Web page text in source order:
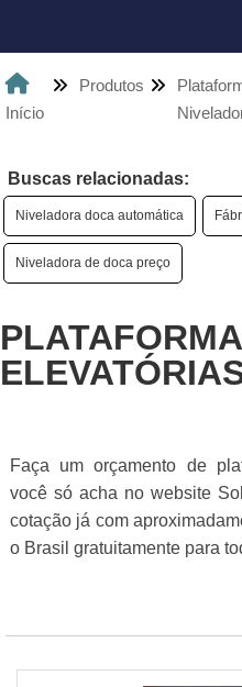
Início
Produtos
Buscas relacionadas:
Niveladora doca automática
Niveladora de doca preço
Faça um orçamento de
você só acha no website
cotação já com
o Brasil gratuitamente para